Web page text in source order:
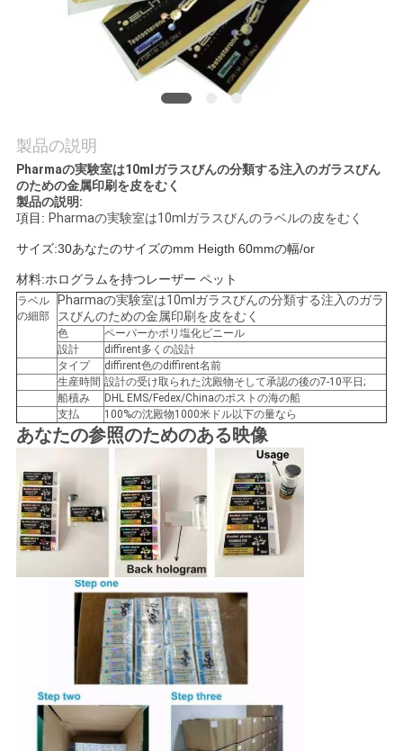
絡
し
な
さ
い
ュ
ー
ス
場
合
PRIVACY
POLICY
製品の説明
Pharmaの実験室は10mlガラスびんの分類する注入のガラスびん
のための金属印刷を皮をむく
製品の説明:
項目: Pharmaの実験室は10mlガラスびんのラベルの皮をむく
サイズ:30あなたのサイズのmm Heigth 60mmの幅/or
材料:ホログラムを持つレーザー ペット
ラベル
の細部
Pharmaの実験室は10mlガラスびんの分類する注入のガラ
スびんのための金属印刷を皮をむく
色
ペーパーかポリ塩化ビニール
設計
diffirent多くの設計
タイプ
diffirent色のdiffirent名前
生産時間 設計の受け取られた沈殿物そして承認の後の7-10平日;
船積み
DHL EMS/Fedex/Chinaのポストの海の船
支払
100%の沈殿物1000米ドル以下の量なら
あなたの参照のためのある映像